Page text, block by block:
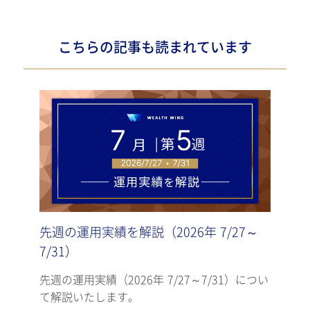
こちらの記事も読まれています
先週の運用実績を解説（2026年 7/27～
7/31）
先週の運用実績（2026年 7/27～7/31）につい
て解説いたします。